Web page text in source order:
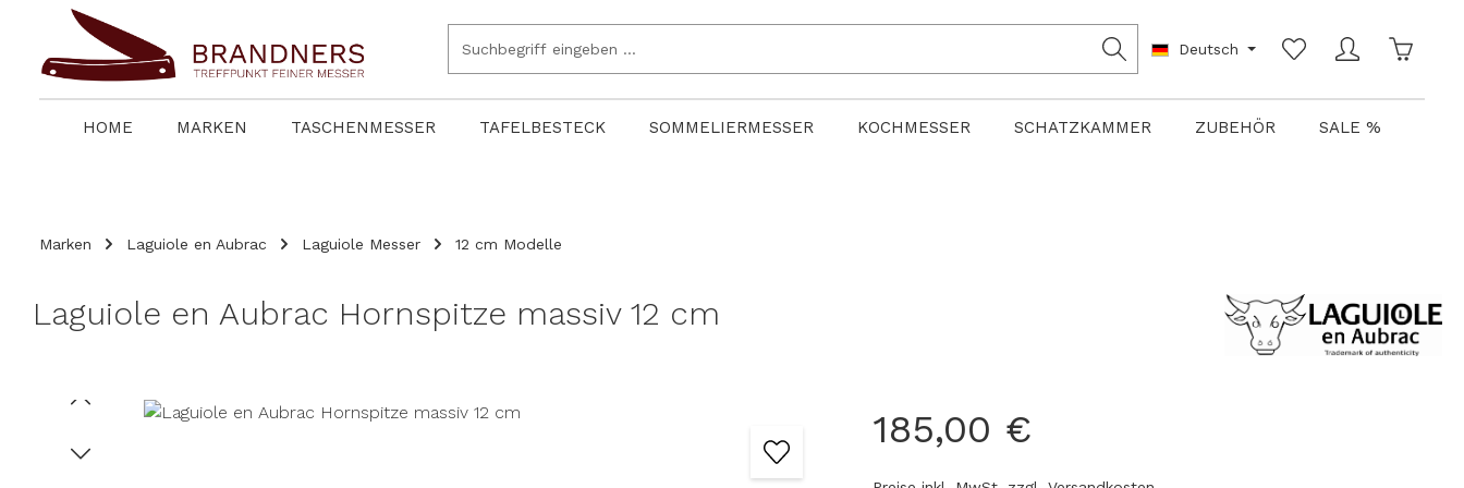
Zur Hauptnavigation springen
Deutsch
HOME MARKEN TASCHENMESSER TAFELBESTECK SOMMELIERMESSER KOCHMESSER SCHATZKAMMER ZUBEHÖR SALE %
Marken Laguiole en Aubrac Laguiole Messer 12 cm Modelle
Laguiole en Aubrac Hornspitze massiv 12 cm
Bildergalerie überspringen 185,00 €